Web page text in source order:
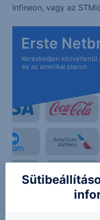
Infineon, vagy az
Erste
Kereskedjen közvetlenül
és az amerikai piacon